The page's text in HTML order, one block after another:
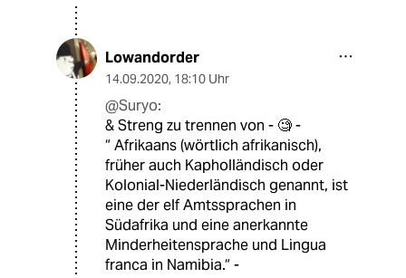
Lowandorder
14.09.2020, 18:10 Uhr
@Suryo:
& Streng zu trennen von - 🧐 -
“ Afrikaans (wörtlich afrikanisch),
früher auch Kapholländisch oder
Kolonial-Niederländisch genannt, ist
eine der elf Amtssprachen in
Südafrika und eine anerkannte
Minderheitensprache und Lingua
franca in Namibia.“ -